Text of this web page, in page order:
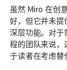
虽然 Miro 在创
好，但它并未
深层功能。对
程的团队来说
于读者在考虑替